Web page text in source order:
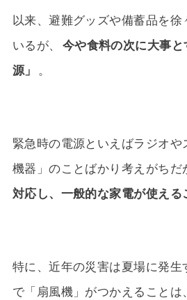
以来、避難グッズや備蓄品を徐
いるが、
今や食料の次に大事
源」
。
緊急時の電源といえばラジオや
機器」のことばかり考えがちだ
対応し、一般的な家電が使える
特に、近年の災害は夏場に発生
で「扇風機」がつかえることは